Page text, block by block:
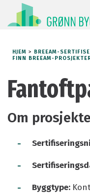
HJEM > BREEAM-
FINN BREEAM-
Om
-
-
- Byggtype: